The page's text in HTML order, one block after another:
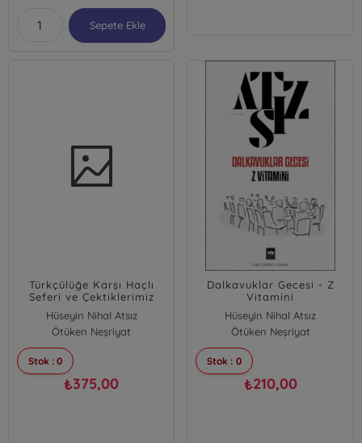
Sepete Ekle
Türkçülüğe Karşı Haçlı
Seferi ve Çektiklerimiz
Hüseyin Nihal Atsız
Ötüken Neşriyat
Stok : 0
₺375,00
Dalkavuklar Gecesi - Z
Vitamini
Hüseyin Nihal Atsız
Ötüken Neşriyat
Stok : 0
₺210,00